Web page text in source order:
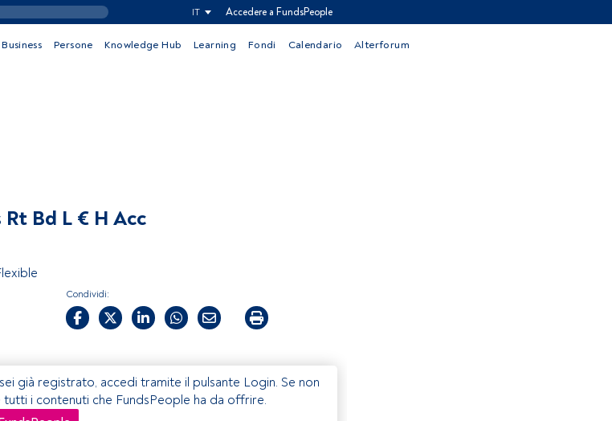
IT Accedere a FundsPeople
Business Persone Knowledge Hub Learning Fondi Calendario Alterforum
Bd L € H Acc
Condividi:
già registrato, accedi tramite il pulsante Login. Se non
i contenuti che FundsPeople ha da offrire.